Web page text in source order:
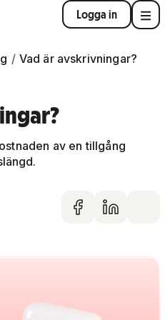
Logga in
Vad är avskrivningar?
av en tillgång
Dela på
Dela